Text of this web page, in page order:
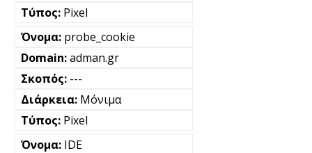
Pixel
probe_cookie
adman.gr
---
Μόνιμα
Pixel
IDE